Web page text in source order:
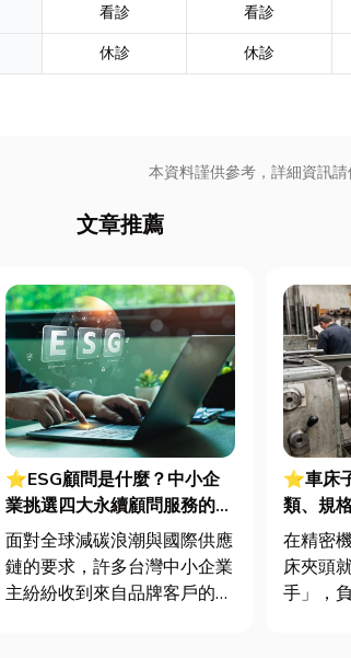
看診 看診
休診 休診
本資料謹供參考，詳細資訊請
文章推薦
⭐ESG顧問是什麼？中小企
業挑選四大永續顧問服務的實
用指南
面對全球減碳浪潮與國際供應
鏈的要求，許多台灣中小企業
主紛紛收到來自品牌客戶的調
⭐車床
類、規
完整指
在精密
床夾頭
手」，